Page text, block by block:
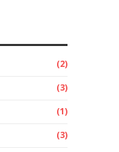
(2)
(3)
(1)
(3)